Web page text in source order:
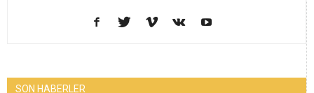
SON HABERLER